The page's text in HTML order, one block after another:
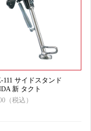
111 サイドスタンド
新 タクト
（税込）